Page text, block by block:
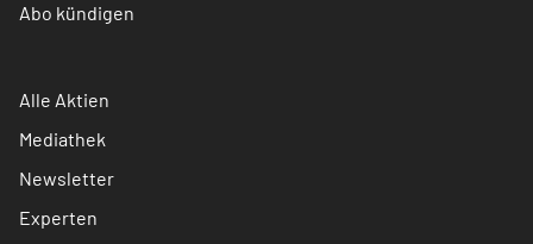
Abo kündigen
Alle Aktien
Mediathek
Newsletter
Experten